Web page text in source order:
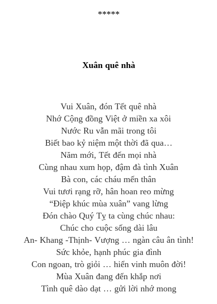
*****
Xuân quê nhà
Vui Xuân, đón Tết quê nhà
Nhớ Cộng đồng Việt ở miền xa xôi
Nước Ru vẫn mãi trong tôi
Biết bao kỷ niệm một thời đã qua…
Năm mới, Tết đến mọi nhà
Cùng nhau xum họp, đậm đà tình Xuân
Bà con, các cháu mến thân
Vui tươi rạng rỡ, hân hoan reo mừng
“Điệp khúc mùa xuân” vang lừng
Đón chào Quý Tỵ ta cùng chúc nhau:
Chúc cho cuộc sống dài lâu
An- Khang -Thịnh- Vượng … ngàn câu ân tình!
Sức khỏe, hạnh phúc gia đình
Con ngoan, trò giỏi … hiển vinh muôn đời!
Mùa Xuân đang đến khắp nơi
Tình quê dào dạt … gửi lời nhớ mong